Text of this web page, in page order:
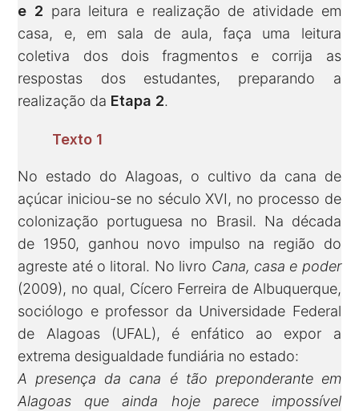
e 2 para leitura e realização de atividade em
casa, e, em sala de aula, faça uma leitura
coletiva dos dois fragmentos e corrija as
respostas dos estudantes, preparando a
realização da Etapa 2.
Texto 1
No estado do Alagoas, o cultivo da cana de
açúcar iniciou-se no século XVI, no processo de
colonização portuguesa no Brasil. Na década
de 1950, ganhou novo impulso na região do
agreste até o litoral. No livro Cana, casa e poder
(2009), no qual, Cícero Ferreira de Albuquerque,
sociólogo e professor da Universidade Federal
de Alagoas (UFAL), é enfático ao expor a
extrema desigualdade fundiária no estado:
A presença da cana é tão preponderante em
Alagoas que ainda hoje parece impossível